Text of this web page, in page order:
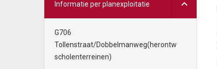
Informatie per planexploitatie
G706
Tollenstraat/Dobbelmanweg(herontw
scholenterreinen)